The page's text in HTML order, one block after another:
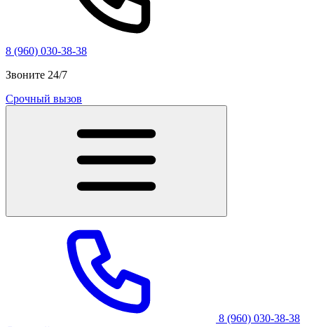
8 (960) 030-38-38
Звоните 24/7
Срочный вызов
8 (960) 030-38-38